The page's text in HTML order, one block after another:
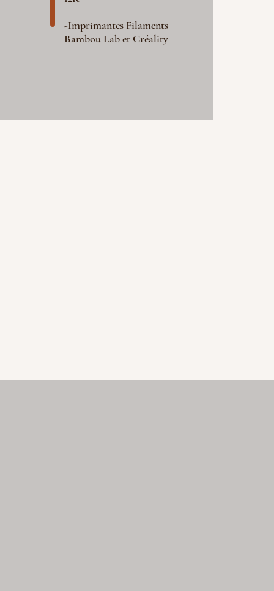
-Imprimantes Filaments
Bambou Lab et Créality